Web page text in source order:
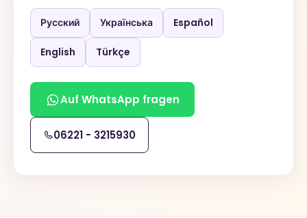
Русский Українська Español
English Türkçe
Auf WhatsApp fragen
06221 - 3215930